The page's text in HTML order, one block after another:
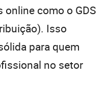
online como o GDS
Isso
para quem
no setor